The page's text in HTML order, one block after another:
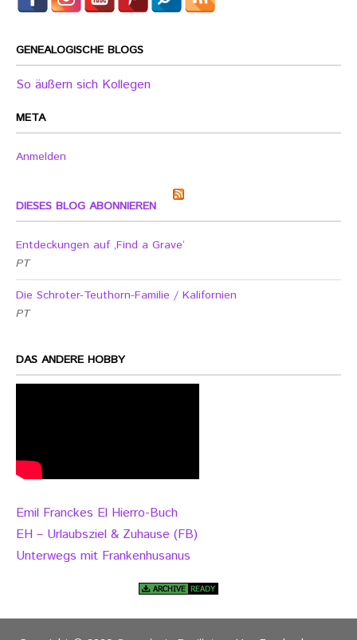
GENEALOGISCHE BLOGS
So äußern sich Kollegen
META
Anmelden
DIESES BLOG ABONNIEREN
Entdeckungen auf ‚Find a Grave‘
PT
Die Schroter-Teuthorn-Familie / Kalifornien
PT
DAS ANDERE HOBBY
Emil Franckes El Hierro-Buch
EH – Urlaubsziel & Zuhause (FB)
Unterwegs mit Frankenhusanus